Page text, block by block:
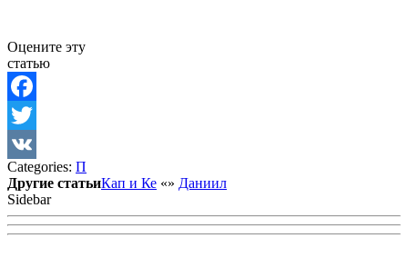
Оцените эту
статью
Facebook
Twitter
VK
Categories: П
Другие статьиКап и Ке «» Даниил
Sidebar